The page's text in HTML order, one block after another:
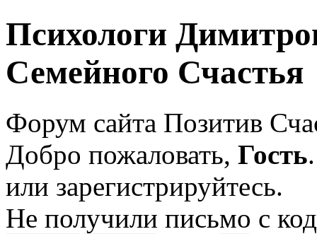
Психологи
Семейного Счастья
Форум сайта Позитив
Добро пожаловать, Гость
или зарегистрируйтесь.
Не получили письмо с